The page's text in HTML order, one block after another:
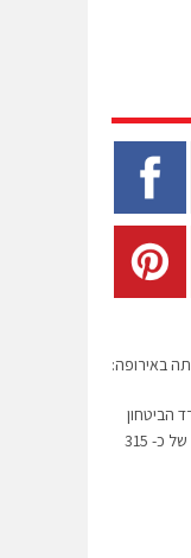
באירופה:
הביטחון
לאספקת מספר מערכות בהיקף כולל של כ- 315